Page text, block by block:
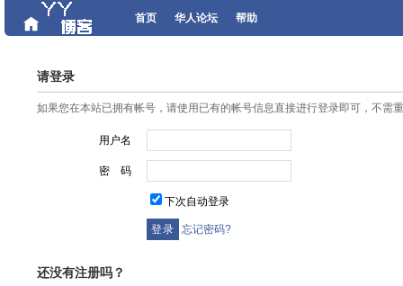
首页 华人论坛 帮助
请登录
如果您在本站已拥有帐号，请使用已有的帐号信息直接进行登录即可，不需
用户名
密 码
下次自动登录
忘记密码?
还没有注册吗？